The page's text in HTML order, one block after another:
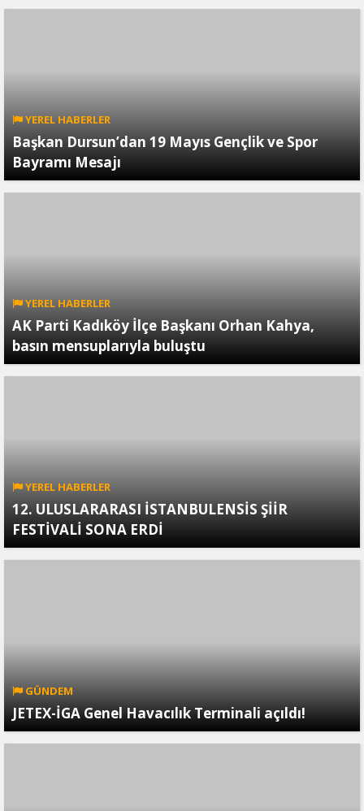
YEREL HABERLER
Başkan Dursun’dan 19 Mayıs Gençlik ve Spor
Bayramı Mesajı
YEREL HABERLER
AK Parti Kadıköy İlçe Başkanı Orhan Kahya,
basın mensuplarıyla buluştu
YEREL HABERLER
12. ULUSLARARASI İSTANBULENSİS ŞİİR
FESTİVALİ SONA ERDİ
GÜNDEM
JETEX-İGA Genel Havacılık Terminali açıldı!